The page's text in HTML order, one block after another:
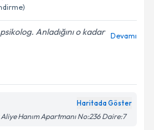
işlenmesine ilişkin
ve kişisel verilerimin belirtilen
kabul ediyorum.
Anladığını o kadar Devamı
Haritada Göster
Hanım Apartmanı No:236 Daire:7